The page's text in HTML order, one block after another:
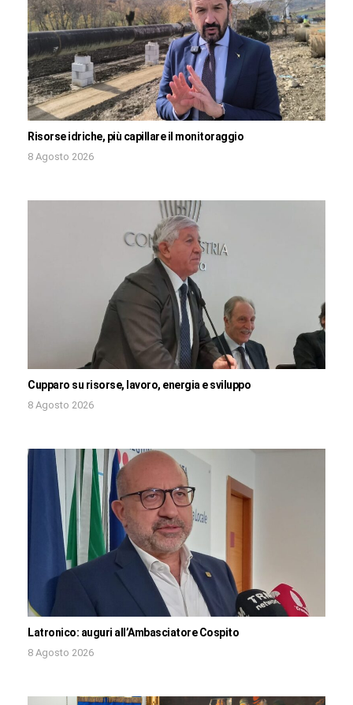
Risorse idriche, più capillare il monitoraggio
8 Agosto 2026
Cupparo su risorse, lavoro, energia e sviluppo
8 Agosto 2026
Latronico: auguri all’Ambasciatore Cospito
8 Agosto 2026